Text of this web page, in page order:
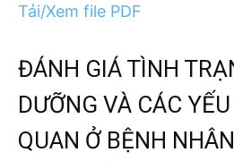
Tải/Xem file PDF
ĐÁNH GIÁ TÌNH
DƯỠNG VÀ CÁC
QUAN Ở BỆNH